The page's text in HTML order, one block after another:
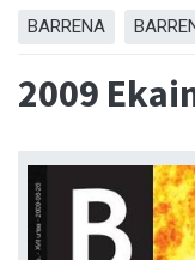
BARRENA
2009